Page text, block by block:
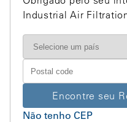
Industrial Air
Encontre seu
Não tenho CEP